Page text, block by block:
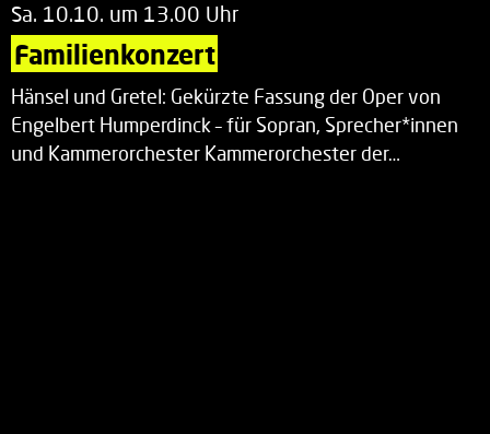
Sa. 10.10. um 13.00 Uhr
Familienkonzert
Hänsel und Gretel: Gekürzte Fassung der Oper von
Engelbert Humperdinck – für Sopran, Sprecher*innen
und Kammerorchester Kammerorchester der…